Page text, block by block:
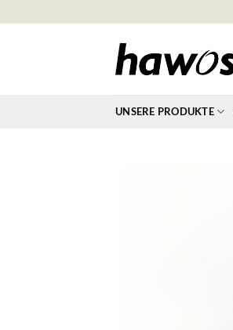
Inhalt
UNSERE PRODUKTE